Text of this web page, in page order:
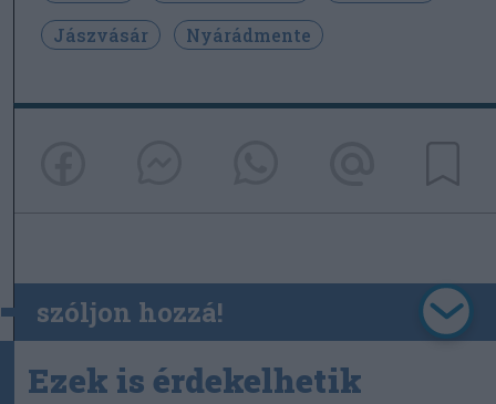
Jászvásár
Nyárádmente
szóljon hozzá!
Ezek is érdekelhetik